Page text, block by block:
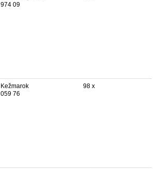
974 09
Kežmarok
059 76
98 x